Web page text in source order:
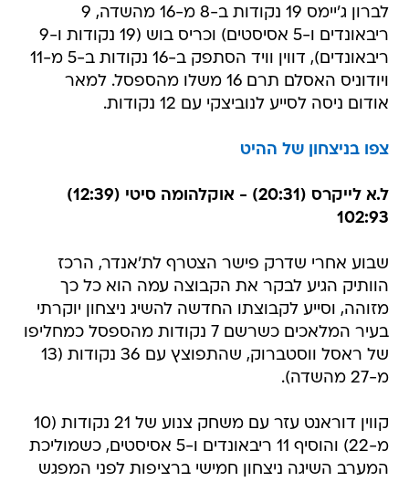
לברון ג'יימס 19 נקודות ב-8 מ-16 מהשדה, 9
ריבאונדים ו-5 אסיסטים) וכריס בוש (19 נקודות ו-9
ריבאונדים), דווין וויד הסתפק ב-16 נקודות ב-5 מ-11
ויודוניס האסלם תרם 16 משלו מהספסל. למאר
אודום ניסה לסייע לנוביצקי עם 12 נקודות.
צפו בניצחון של ההיט
ל.א לייקרס (20:31) - אוקלהומה סיטי (12:39)
102:93
שבוע אחרי שדרק פישר הצטרף לת'אנדר, הרכז
הוותיק הגיע לבקר את הקבוצה עמה הוא כל כך
מזוהה, וסייע לקבוצתו החדשה להשיג ניצחון יוקרתי
בעיר המלאכים כשרשם 7 נקודות מהספסל כמחליפו
של ראסל ווסטברוק, שהתפוצץ עם 36 נקודות (13
מ-27 מהשדה).
קווין דוראנט עזר עם משחק צנוע של 21 נקודות (10
מ-22) והוסיף 11 ריבאונדים ו-5 אסיסטים, כשמוליכת
המערב השיגה ניצחון חמישי ברציפות לפני המפגש